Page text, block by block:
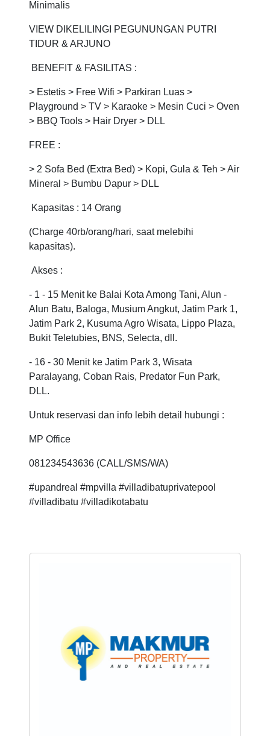
Minimalis
VIEW DIKELILINGI PEGUNUNGAN PUTRI
TIDUR & ARJUNO
BENEFIT & FASILITAS :
> Estetis > Free Wifi > Parkiran Luas >
Playground > TV > Karaoke > Mesin Cuci > Oven
> BBQ Tools > Hair Dryer > DLL
FREE :
> 2 Sofa Bed (Extra Bed) > Kopi, Gula & Teh > Air
Mineral > Bumbu Dapur > DLL
Kapasitas : 14 Orang
(Charge 40rb/orang/hari, saat melebihi
kapasitas).
Akses :
- 1 - 15 Menit ke Balai Kota Among Tani, Alun -
Alun Batu, Baloga, Musium Angkut, Jatim Park 1,
Jatim Park 2, Kusuma Agro Wisata, Lippo Plaza,
Bukit Teletubies, BNS, Selecta, dll.
- 16 - 30 Menit ke Jatim Park 3, Wisata
Paralayang, Coban Rais, Predator Fun Park,
DLL.
Untuk reservasi dan info lebih detail hubungi :
MP Office
081234543636 (CALL/SMS/WA)
#upandreal #mpvilla #villadibatuprivatepool
#villadibatu #villadikotabatu